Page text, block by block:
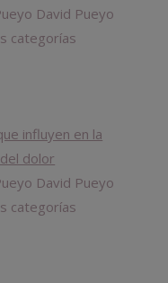
David Pueyo
categorías
influyen en la
dolor
David Pueyo
categorías